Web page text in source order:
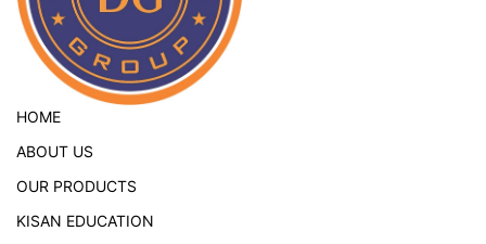
HOME
ABOUT US
OUR PRODUCTS
KISAN EDUCATION